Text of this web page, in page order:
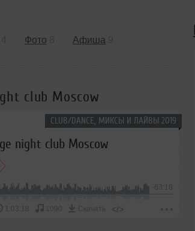
Фото Афиша
club Moscow
CLUB/DANCE, МИКСЫ И ЛАЙВЫ 2019
night club Moscow
-63:18
1:03:18 1090 Скачать </>